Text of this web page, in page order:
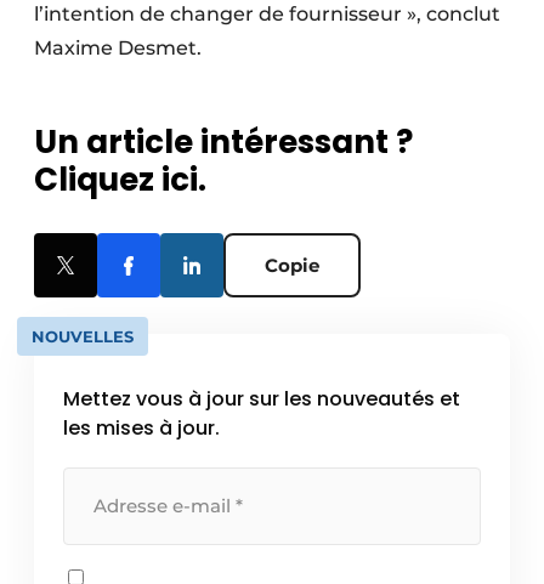
l’intention de changer de fournisseur », conclut
Maxime Desmet.
Un article intéressant ?
Cliquez ici.
Copie
NOUVELLES
Mettez vous à jour sur les nouveautés et
les mises à jour.